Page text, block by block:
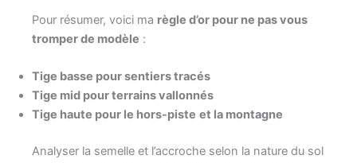
Pour résumer, voici ma règle d’or pour ne pas vous
tromper de modèle :
Tige basse pour sentiers tracés
Tige mid pour terrains vallonnés
Tige haute pour le hors-piste et la montagne
Analyser la semelle et l’accroche selon la nature du sol